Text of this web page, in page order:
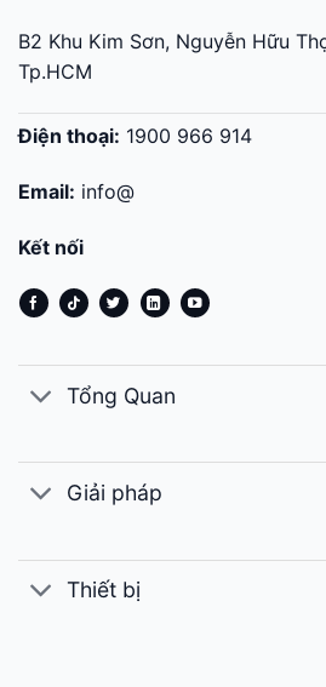
B2 Khu Kim Sơn, Nguyễn Hữu
Tp.HCM
Điện thoại: 1900 966 914
Email: info@
Kết nối
Tổng Quan
Giải pháp
Thiết bị